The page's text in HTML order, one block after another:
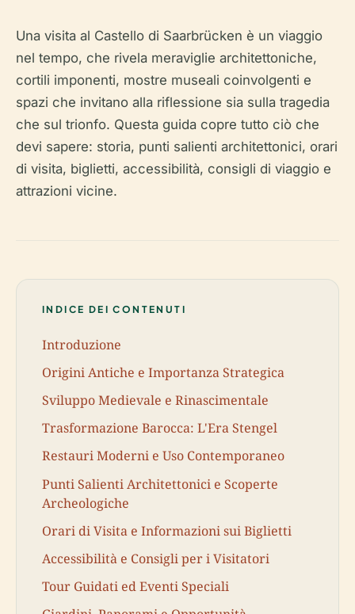
Una visita al Castello di Saarbrücken è un viaggio
nel tempo, che rivela meraviglie architettoniche,
cortili imponenti, mostre museali coinvolgenti e
spazi che invitano alla riflessione sia sulla tragedia
che sul trionfo. Questa guida copre tutto ciò che
devi sapere: storia, punti salienti architettonici, orari
di visita, biglietti, accessibilità, consigli di viaggio e
attrazioni vicine.
INDICE DEI CONTENUTI
Introduzione
Origini Antiche e Importanza Strategica
Sviluppo Medievale e Rinascimentale
Trasformazione Barocca: L'Era Stengel
Restauri Moderni e Uso Contemporaneo
Punti Salienti Architettonici e Scoperte
Archeologiche
Orari di Visita e Informazioni sui Biglietti
Accessibilità e Consigli per i Visitatori
Tour Guidati ed Eventi Speciali